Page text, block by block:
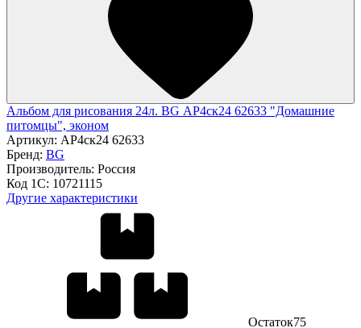
Альбом для рисования 24л. BG АР4ск24 62633 "Домашние
питомцы", эконом
Артикул: АР4ск24 62633
Бренд: BG
Производитель: Россия
Код 1С: 10721115
Другие характеристики
Остаток75